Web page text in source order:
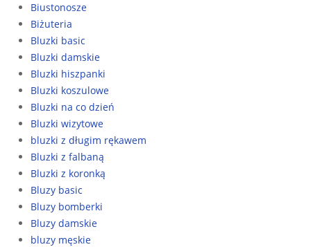
Biustonosze
Biżuteria
Bluzki basic
Bluzki damskie
Bluzki hiszpanki
Bluzki koszulowe
Bluzki na co dzień
Bluzki wizytowe
bluzki z długim rękawem
Bluzki z falbaną
Bluzki z koronką
Bluzy basic
Bluzy bomberki
Bluzy damskie
bluzy męskie